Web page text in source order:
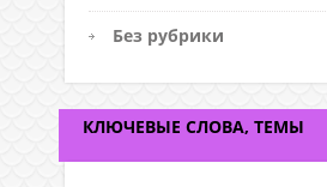
Без рубрики
КЛЮЧЕВЫЕ СЛОВА, ТЕМЫ